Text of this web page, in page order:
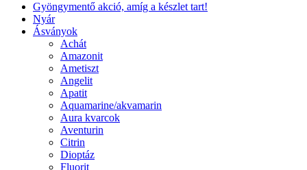
Gyöngymentő akció, amíg a készlet tart!
Nyár
Ásványok
Achát
Amazonit
Ametiszt
Angelit
Apatit
Aquamarine/akvamarin
Aura kvarcok
Aventurin
Citrin
Dioptáz
Fluorit